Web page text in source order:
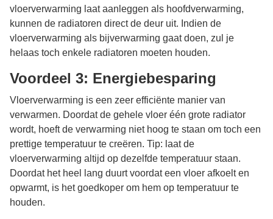
vloerverwarming laat aanleggen als hoofdverwarming,
kunnen de radiatoren direct de deur uit. Indien de
vloerverwarming als bijverwarming gaat doen, zul je
helaas toch enkele radiatoren moeten houden.
Voordeel 3: Energiebesparing
Vloerverwarming is een zeer efficiënte manier van
verwarmen. Doordat de gehele vloer één grote radiator
wordt, hoeft de verwarming niet hoog te staan om toch een
prettige temperatuur te creëren. Tip: laat de
vloerverwarming altijd op dezelfde temperatuur staan.
Doordat het heel lang duurt voordat een vloer afkoelt en
opwarmt, is het goedkoper om hem op temperatuur te
houden.